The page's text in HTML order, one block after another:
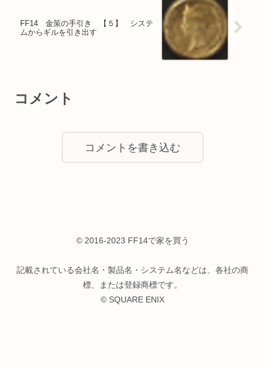
FF14 金策の手引き 【５】 システ
ムからギルを引き出す
コメント
コメントを書き込む
© 2016-2023 FF14で家を買う
記載されている会社名・製品名・システム名などは、各社の商
標、または登録商標です。
© SQUARE ENIX